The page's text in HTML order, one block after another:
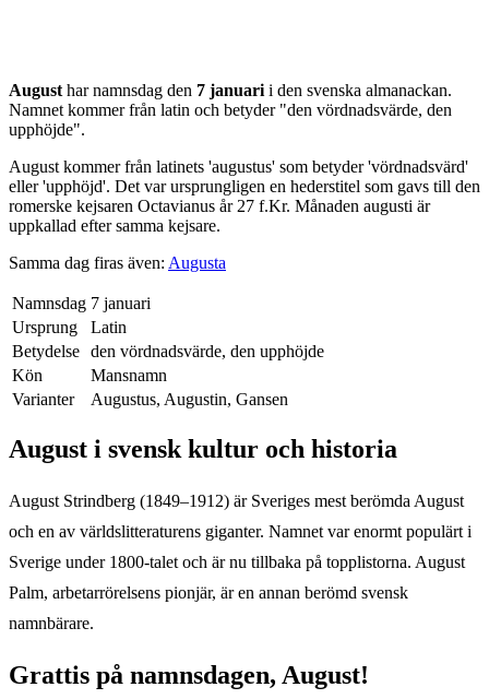
August har namnsdag den 7 januari i den svenska almanackan.
Namnet kommer från latin och betyder "den vördnadsvärde, den
upphöjde".
August kommer från latinets 'augustus' som betyder 'vördnadsvärd'
eller 'upphöjd'. Det var ursprungligen en hederstitel som gavs till den
romerske kejsaren Octavianus år 27 f.Kr. Månaden augusti är
uppkallad efter samma kejsare.
Samma dag firas även: Augusta
Namnsdag 7 januari
Ursprung
Latin
Betydelse den vördnadsvärde, den upphöjde
Kön
Mansnamn
Varianter
Augustus, Augustin, Gansen
August i svensk kultur och historia
August Strindberg (1849–1912) är Sveriges mest berömda August
och en av världslitteraturens giganter. Namnet var enormt populärt i
Sverige under 1800-talet och är nu tillbaka på topplistorna. August
Palm, arbetarrörelsens pionjär, är en annan berömd svensk
namnbärare.
Grattis på namnsdagen, August!